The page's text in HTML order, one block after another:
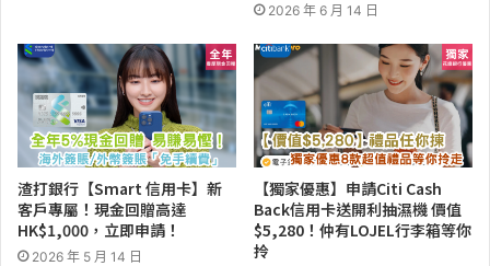
2026 年 6 月 14 日
渣打銀行【Smart 信用卡】新
客戶專屬！現金回贈高達
HK$1,000，立即申請！
2026 年 5 月 14 日
【獨家優惠】申請Citi Cash
Back信用卡送開利抽濕機 價值
$5,280！仲有LOJEL行李箱等你
拎